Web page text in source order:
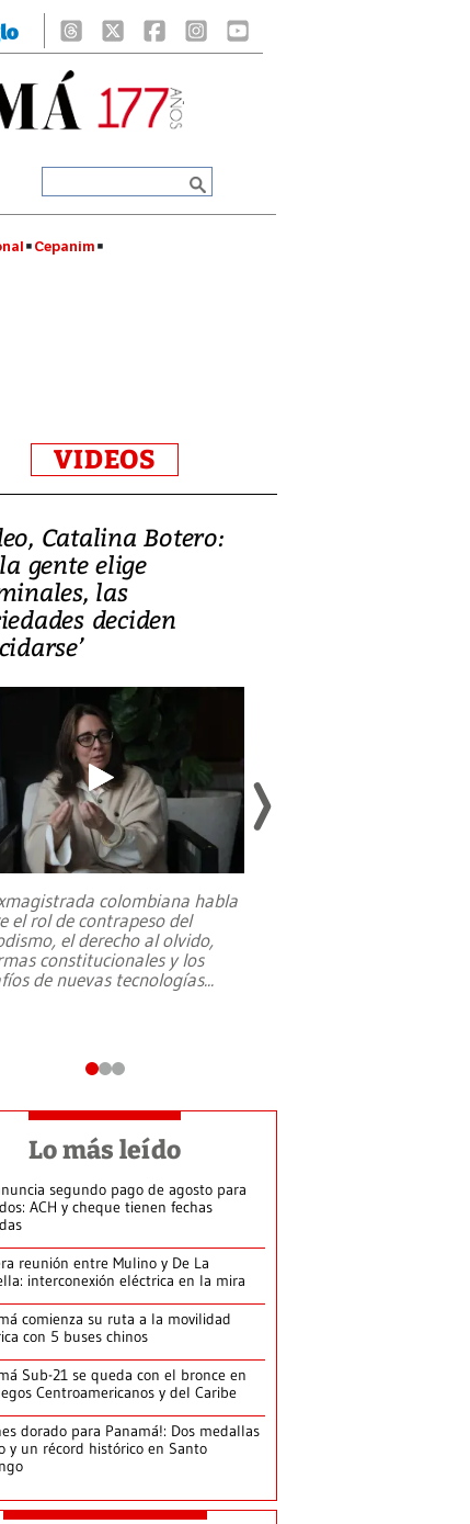
Cepanim
VIDEOS
Catalina Botero:
la gente elige
las
deciden
colombiana habla
el rol de contrapeso del
el derecho al olvido,
constitucionales y los
de nuevas tecnologías...
Lo más leído
segundo pago de agosto para
ACH y cheque tienen fechas
reunión entre Mulino y De La
interconexión eléctrica en la mira
comienza su ruta a la movilidad
con 5 buses chinos
Sub-21 se queda con el bronce en
Centroamericanos y del Caribe
dorado para Panamá!: Dos medallas
y un récord histórico en Santo